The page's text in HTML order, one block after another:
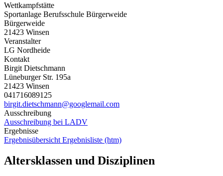
Wettkampfstätte
Sportanlage Berufsschule Bürgerweide
Bürgerweide
21423 Winsen
Veranstalter
LG Nordheide
Kontakt
Birgit Dietschmann
Lüneburger Str. 195a
21423 Winsen
041716089125
birgit.dietschmann@googlemail.com
Ausschreibung
Ausschreibung bei LADV
Ergebnisse
Ergebnisübersicht Ergebnisliste (htm)
Altersklassen und Disziplinen